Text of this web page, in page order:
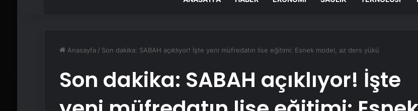
Anasayfa / Son dakika: SABAH açıklıyor! İşte yeni müfredatın lise eğitimi: Esnek model, az ders yükü
Son dakika: SABAH açıklıyor! İşte